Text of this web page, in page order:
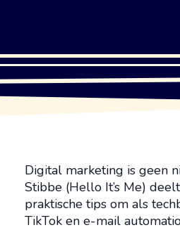
Digital marketing is geen
Stibbe (Hello It’s Me)
praktische tips om als
TikTok en e-mail